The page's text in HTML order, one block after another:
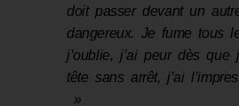
doit passer devant un
dangereux. Je fume tous
j’oublie, j’ai peur dès
tête sans arrêt, j’ai
»